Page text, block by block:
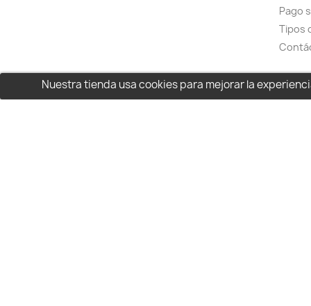
Nuestra tienda usa cookies para mejorar la
Pago
Tipos